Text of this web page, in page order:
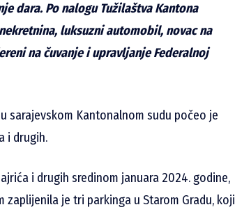
dara. Po nalogu Tužilaštva Kantona
nekretnina, luksuzni automobil, novac na
na čuvanje i upravljanje Federalnoj
u sarajevskom Kantonalnom sudu počeo je
i drugih.
i drugih sredinom januara 2024. godine,
je tri parkinga u Starom Gradu, koji